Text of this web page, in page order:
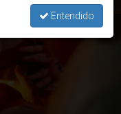
en nuestra vida
Entendido